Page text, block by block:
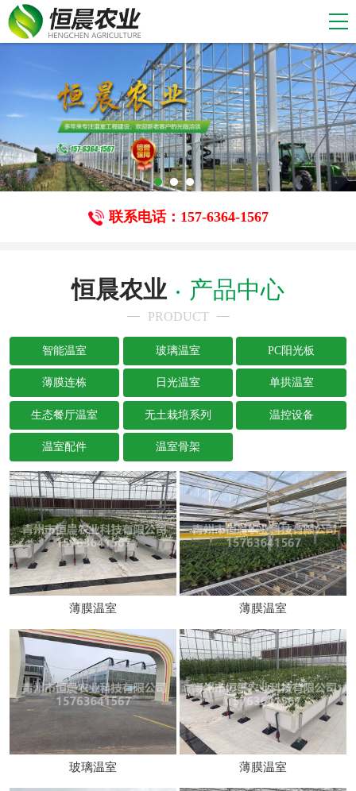
联系电话：157-6364-1567
恒晨农业 产品中心
PRODUCT
智能温室 玻璃温室 PC阳光板
薄膜连栋 日光温室 单拱温室
生态餐厅温室 无土栽培系列 温控设备
温室配件 温室骨架
薄膜温室 薄膜温室
玻璃温室 薄膜温室